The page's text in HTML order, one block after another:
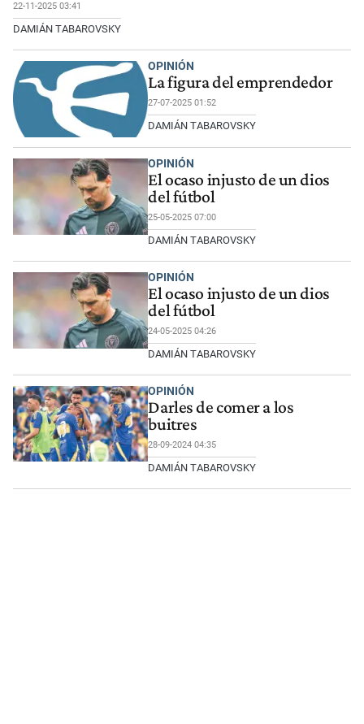
22-11-2025 03:41
DAMIÁN TABAROVSKY
OPINIÓN
La figura del emprendedor
27-07-2025 01:52
DAMIÁN TABAROVSKY
OPINIÓN
El ocaso injusto de un dios
del fútbol
25-05-2025 07:00
DAMIÁN TABAROVSKY
OPINIÓN
El ocaso injusto de un dios
del fútbol
24-05-2025 04:26
DAMIÁN TABAROVSKY
OPINIÓN
Darles de comer a los
buitres
28-09-2024 04:35
DAMIÁN TABAROVSKY